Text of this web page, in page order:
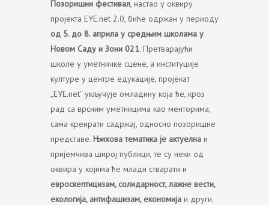
Позоришни фестивал, настао у оквиру
пројекта EYE.net 2.0, биће одржан у периоду
од 5. до 8. априла у средњим школама у
Новом Саду и Зони 021. Претварајући
школе у уметничке сцене, а институције
културе у центре едукације, пројекат
„EYE.net” укључује омладину која ће, кроз
рад са врсним уметницима као менторима,
сама креирати садржај, односно позоришне
представе. Њихова тематика је актуелна и
пријемчива широј публици, те су неки од
оквира у којима ће млади стварати и
евроскептицизам, солидарност, лажне вести,
екологија, антифашизам, економија и други.